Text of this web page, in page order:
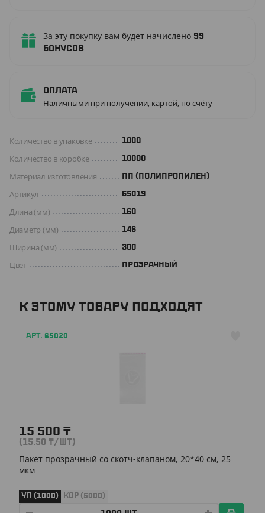
За эту покупку вам будет начислено 99
бонусов
Оплата
Наличными при получении, картой, по счёту
Количество в упаковке 1000
Количество в коробке 10000
Материал изготовления ПП (ПОЛИПРОПИЛЕН)
Артикул 65019
Длина (мм) 160
Диаметр (мм) 146
Ширина (мм) 300
Цвет ПРОЗРАЧНЫЙ
К ЭТОМУ ТОВАРУ ПОДХОДЯТ
АРТ. 65020
15 500 ₸
(15.50 ₸/ШТ)
Пакет прозрачный со скотч-клапаном, 20*40 см, 25
мкм
УП (1000) КОР (5000)